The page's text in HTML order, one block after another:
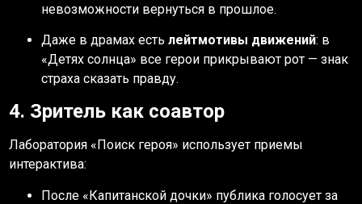
невозможности вернуться в прошлое.
Даже в драмах естьлейтмотивы движений: в
«Детях солнца» все герои прикрывают рот — знак
страха сказать правду.
4. Зритель как соавтор
Лаборатория «Поиск героя» использует приемы
интерактива:
После «Капитанской дочки» публика голосует за